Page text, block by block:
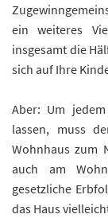
ein weiteres
insgesamt die
sich auf Ihre
Aber: Um
lassen, muss
Wohnhaus zum
auch am
gesetzliche
das Haus